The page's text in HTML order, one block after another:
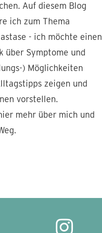
Auf diesem Blog
ich zum Thema
- ich möchte einen
über Symptome und
) Möglichkeiten
zeigen und
vorstellen.
mehr über mich und